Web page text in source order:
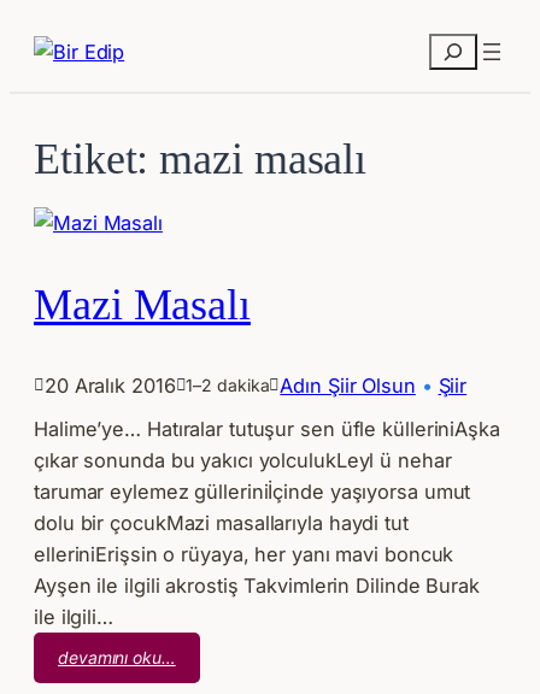
geç Ara
Etiket:mazi masalı
Mazi Masalı
20 Aralık 2016 1–2 dakika Adın Şiir Olsun • Şiir
Halime’ye… Hatıralar tutuşur sen üfle külleriniAşka
çıkar sonunda bu yakıcı yolculukLeyl ü nehar
tarumar eylemez gülleriniİçinde yaşıyorsa umut
dolu bir çocukMazi masallarıyla haydi tut
elleriniErişsin o rüyaya, her yanı mavi boncuk
Ayşen ile ilgili akrostiş Takvimlerin Dilinde Burak
ile ilgili…
devamını oku…
Mazi